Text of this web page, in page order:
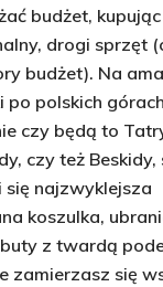
budżet, kupując
drogi sprzęt
budżet). Na
po polskich
czy będą to
czy też
najzwyklejsza
koszulka,
buty z twardą
zamierzasz się